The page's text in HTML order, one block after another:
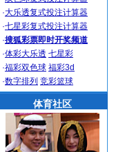
·大乐透复式投注计算器
·七星彩复式投注计算器
·搜狐彩票即时开奖频道
·体彩大乐透 七星彩
·福彩双色球 福彩3d
·数字排列 竞彩篮球
体育社区